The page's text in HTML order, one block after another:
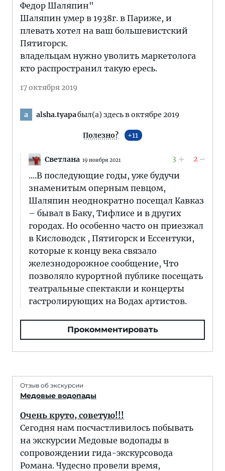
Федор Шаляпин"
Шаляпин умер в 1938г. в Париже, и
плевать хотел на ваш большевистский
Пятигорск.
владельцам нужно уволить маркетолога
кто распространил такую ересь.
17 октября 2019
a alsha.tyapaбыл(а) здесь в октябре 2019
Полезно? 11
Светлана 19 ноября 2021 3 2
....В последующие годы, уже будучи
знаменитым оперным певцом,
Шаляпин неоднократно посещал Кавказ
– бывал в Баку, Тифлисе и в других
городах. Но особенно часто он приезжал
в Кисловодск , Пятигорск и Ессентуки,
которые к концу века связало
железнодорожное сообщение, Что
позволяло курортной публике посещать
театральные спектакли и концерты
гастролирующих на Водах артистов.
Прокомментировать
Отзыв об экскурсии
Медовые водопады
Очень круто, советую!!!
Сегодня нам посчастливилось побывать
на экскурсии Медовые водопады в
сопровождении гида-экскурсовода
Романа. Чудесно провели время,